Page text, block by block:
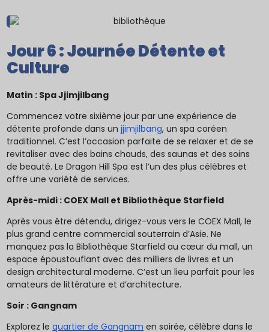
Jour 6 : Journée Détente et
Culture
Matin : Spa Jjimjilbang
Commencez votre sixième jour par une expérience de
détente profonde dans unjjimjilbang, un spa coréen
traditionnel. C’est l’occasion parfaite de se relaxer et de se
revitaliser avec des bains chauds, des saunas et des soins
de beauté. Le Dragon Hill Spa est l’un des plus célèbres et
offre une variété de services.
Après-midi : COEX Mall et Bibliothèque Starfield
Après vous être détendu, dirigez-vous vers le COEX Mall, le
plus grand centre commercial souterrain d’Asie. Ne
manquez pas la Bibliothèque Starfield au cœur du mall, un
espace époustouflant avec des milliers de livres et un
design architectural moderne. C’est un lieu parfait pour les
amateurs de littérature et d’architecture.
Soir : Gangnam
Explorez lequartier de Gangnam en soirée, célèbre dans le